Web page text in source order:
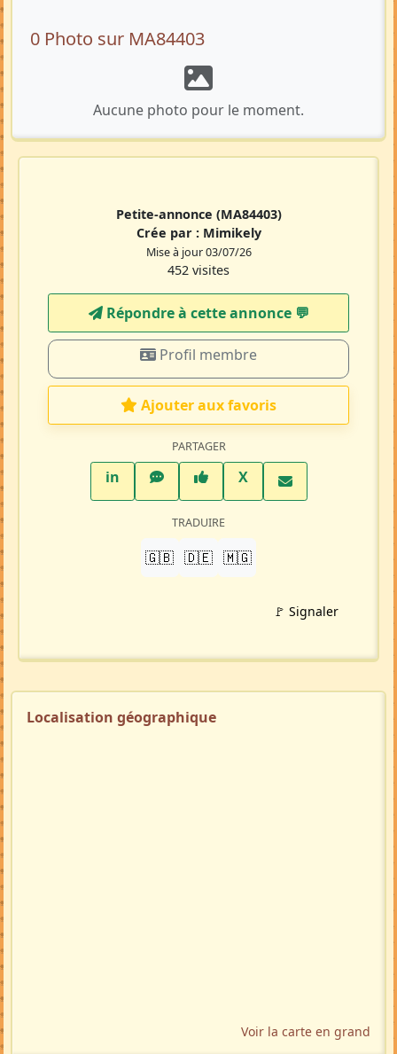
0 Photo sur MA84403
Aucune photo pour le moment.
Petite-annonce (MA84403)
Crée par : Mimikely
Mise à jour 03/07/26
452 visites
Répondre à cette annonce 💬​
Profil membre
Ajouter aux favoris
PARTAGER
inLinkedInWhatsAppFacebook
XTwitter X
TRADUIRE
🇬🇧 🇩🇪 🇲🇬
🚩 Signaler
Localisation géographique
Voir la carte en grand